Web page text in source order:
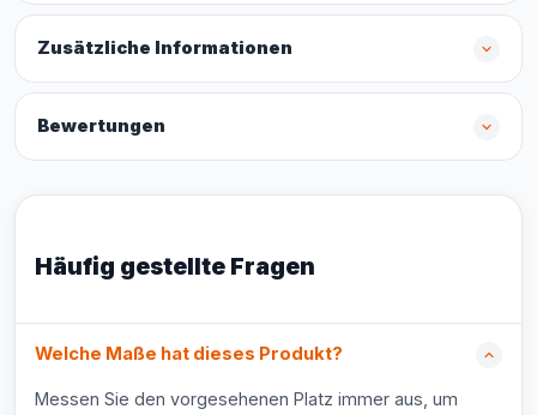
Zusätzliche Informationen
Bewertungen
Häufig gestellte Fragen
Welche Maße hat dieses Produkt?
Messen Sie den vorgesehenen Platz immer aus, um